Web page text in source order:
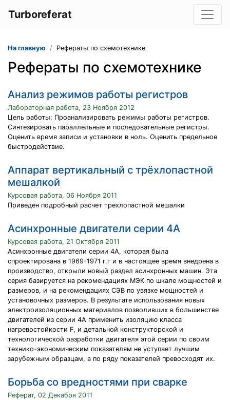
Turboreferat
На главную Рефераты по схемотехнике
Рефераты по схемотехнике
Анализ режимов работы регистров
Лабораторная работа, 23 Ноября 2012
Цель работы: Проанализировать режимы работы регистров.
Синтезировать параллельные и последовательные регистры.
Оценить время записи и установки в ноль. Оценить предельное
быстродействие.
Аппарат вертикальный с трёхлопастной
мешалкой
Курсовая работа, 06 Ноября 2011
Приведен подробный расчет трехлопастной мешалки
Асинхронные двигатели серии 4А
Курсовая работа, 21 Октября 2011
Асинхронные двигатели серии 4А, которая была
спроектирована в 1969-1971 г.г и в настоящее время внедрена в
производство, открыли новый раздел асинхронных машин. Эта
серия базируется на рекомендациях МЭК по шкале мощностей и
размеров, и на рекомендациях СЭВ по увязке мощностей и
установочных размеров. В результате использования новых
электроизоляционных материалов позволивших в большинстве
двигателей из серии 4А применить изоляцию класса
нагревостойкости F, и детальной конструкторской и
технологической разработки двигателя этой серии по своим
технико-экономическим показателям не уступает лучшим
зарубежным образцам, а по ряду показателей превосходят их.
Борьба со вредностями при сварке
Реферат, 02 Декабря 2011